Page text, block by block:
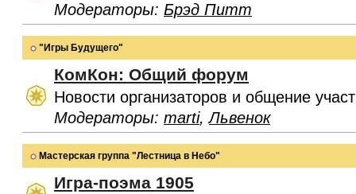
Модераторы: Брэд Питт
"Игры Будущего"
КомКон: Общий форум
Новости организаторов и общение
Модераторы: marti,Львенок
Мастерская группа "Лестница в Небо"
Игра-поэма 1905